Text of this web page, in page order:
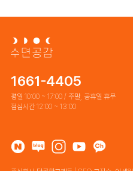
1661-4405
평일 10:00 ~ 17:00 / 주말, 공휴일 휴무
점심시간 12:00 ~ 13:00